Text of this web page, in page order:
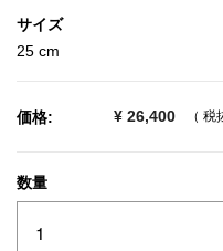
サイズ
25 cm
価格: ¥ 26,400 （ 税
数量